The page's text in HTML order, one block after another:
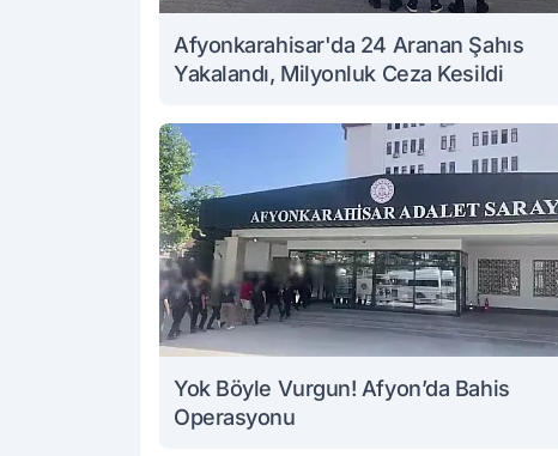
Afyonkarahisar'da 24 Aranan Şahıs
Yakalandı, Milyonluk Ceza Kesildi
Yok Böyle Vurgun! Afyon’da Bahis
Operasyonu